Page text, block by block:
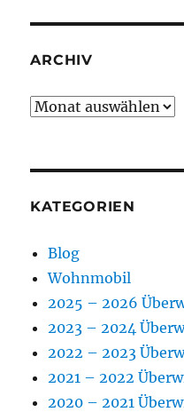
ARCHIV
Archiv
KATEGORIEN
Blog
Wohnmobil
2025 – 2026
2023 – 2024
2022 – 2023
2021 – 2022
2020 – 2021